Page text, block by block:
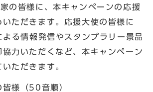
の皆様に、本キャンペーンの応援
ただきます。応援大使の皆様に
よる情報発信やスタンプラリー景品
協力いただくなど、本キャンペーン
ただきます。
様（50音順）